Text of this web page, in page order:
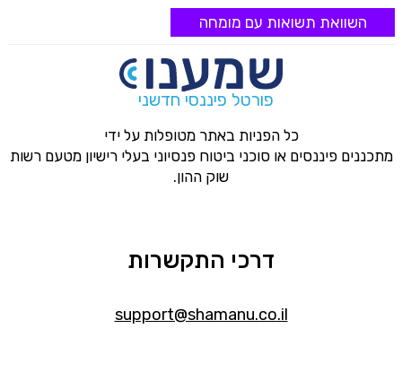
השוואת תשואות עם מומחה
פורטל פיננסי חדשני
כל הפניות באתר מטופלות על ידי
מתכננים פיננסים או סוכני ביטוח פנסיוני בעלי רישיון מטעם רשות
שוק ההון.
דרכי התקשרות
support@shamanu.co.il